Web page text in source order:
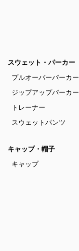
スウェット・パーカー
プルオーバーパーカー
ジップアップパーカー
トレーナー
スウェットパンツ
キャップ・帽子
キャップ